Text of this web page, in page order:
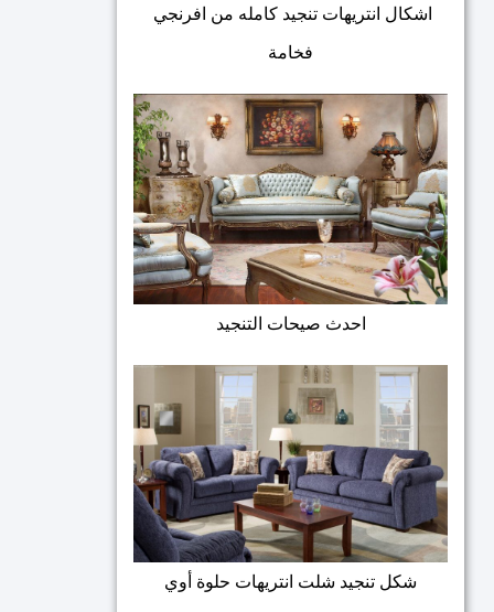
اشكال انتريهات تنجيد كامله من افرنجي
فخامة
احدث صيحات التنجيد
شكل تنجيد شلت انتريهات حلوة أوي